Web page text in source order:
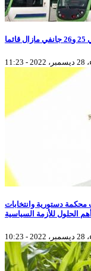
محكمة دستورية وانتخابات